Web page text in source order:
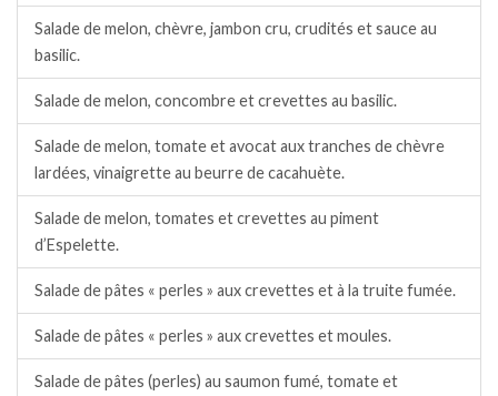
Salade de melon, chèvre, jambon cru, crudités et sauce au
basilic.
Salade de melon, concombre et crevettes au basilic.
Salade de melon, tomate et avocat aux tranches de chèvre
lardées, vinaigrette au beurre de cacahuète.
Salade de melon, tomates et crevettes au piment
d’Espelette.
Salade de pâtes « perles » aux crevettes et à la truite fumée.
Salade de pâtes « perles » aux crevettes et moules.
Salade de pâtes (perles) au saumon fumé, tomate et